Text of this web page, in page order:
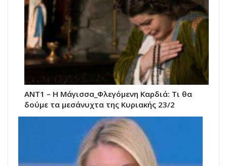
ΑΝΤ1 – Η Μάγισσα_Φλεγόμενη Καρδιά: Τι θα
δούμε τα μεσάνυχτα της Κυριακής 23/2